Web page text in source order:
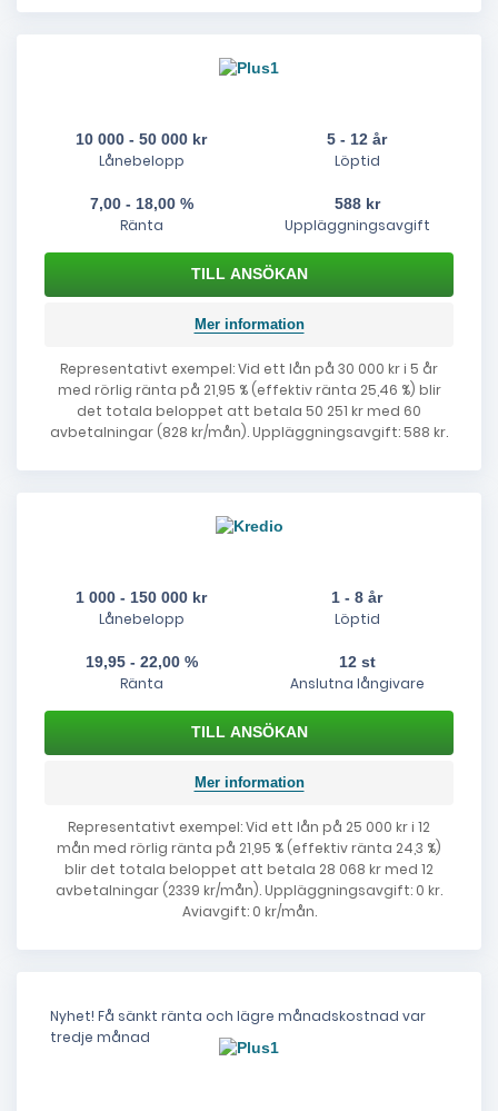
10 000 - 50 000 kr
Lånebelopp
5 - 12 år
Löptid
7,00 - 18,00 %
Ränta
588 kr
Uppläggningsavgift
Mer information
Representativt exempel: Vid ett lån på 30 000 kr i 5 år
med rörlig ränta på 21,95 % (effektiv ränta 25,46 %) blir
det totala beloppet att betala 50 251 kr med 60
avbetalningar (828 kr/mån). Uppläggningsavgift: 588 kr.
1 000 - 150 000 kr
Lånebelopp
1 - 8 år
Löptid
19,95 - 22,00 %
Ränta
12 st
Anslutna långivare
Mer information
Representativt exempel: Vid ett lån på 25 000 kr i 12
mån med rörlig ränta på 21,95 % (effektiv ränta 24,3 %)
blir det totala beloppet att betala 28 068 kr med 12
avbetalningar (2339 kr/mån). Uppläggningsavgift: 0 kr.
Aviavgift: 0 kr/mån.
Nyhet! Få sänkt ränta och lägre månadskostnad var
tredje månad